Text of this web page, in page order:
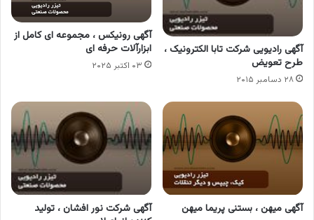
آگهی رادیویی شرکت تابا الکترونیک ،
طرح تعویض
۲۸ دسامبر ۲۰۱۵
آگهی رونیکس ، مجموعه ای کامل از
ابزارآلات حرفه ای
۰۳ اکتبر ۲۰۲۵
آگهی میهن ، بستنی پریما میهن
آگهی شرکت نور افشان ، تولید